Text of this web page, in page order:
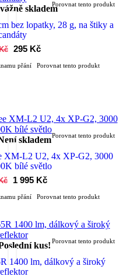
sklademPorovnat tento produkt
bez lopatky, 28 g, na štiky a
295 Kč
přání Porovnat tento produkt
sklademPorovnat tento produkt
XM-L2 U2, 4x XP-G2, 3000
bílé světlo
1 995 Kč
přání Porovnat tento produkt
kus! Porovnat tento produkt
1400 lm, dálkový a široký